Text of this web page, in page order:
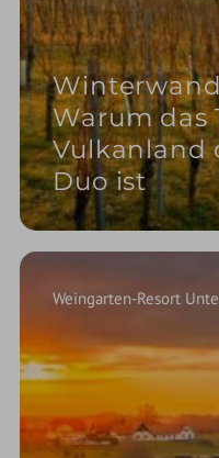
Warum das
Vulkanland
Duo ist
Weingarten-Resort